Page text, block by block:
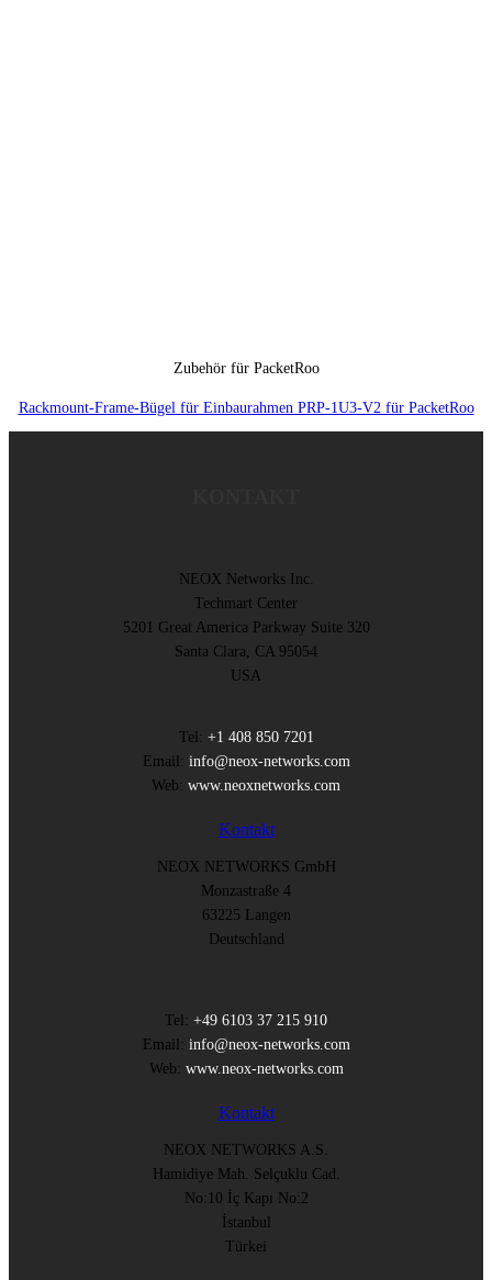
Zubehör für PacketRoo
Rackmount-Frame-Bügel für Einbaurahmen PRP-1U3-V2 für PacketRoo
NEOX Networks Inc.
Techmart Center
5201 Great America Parkway Suite 320
Santa Clara, CA 95054
USA
Tel: +1 408 850 7201
Email: info@neox-networks.com
Web: www.neoxnetworks.com
Kontakt
NEOX NETWORKS GmbH
Monzastraße 4
63225 Langen
Deutschland
Tel: +49 6103 37 215 910
Email: info@neox-networks.com
Web: www.neox-networks.com
Kontakt
NEOX NETWORKS A.S.
Hamidiye Mah. Selçuklu Cad.
No:10 İç Kapı No:2
İstanbul
Türkei